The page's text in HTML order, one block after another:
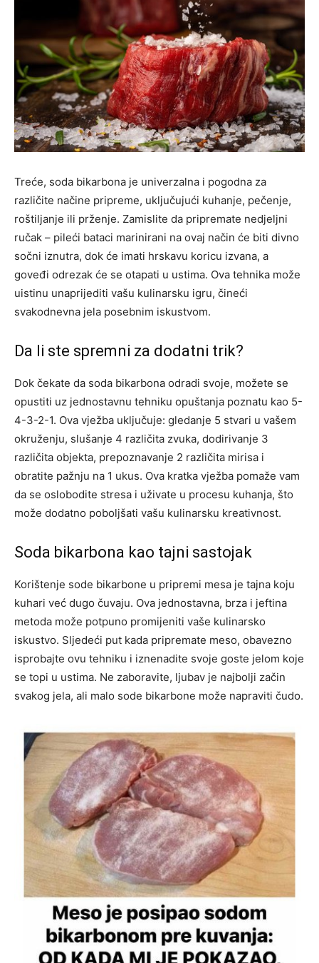
Treće, soda bikarbona je univerzalna i pogodna za
različite načine pripreme, uključujući kuhanje, pečenje,
roštiljanje ili prženje. Zamislite da pripremate nedjeljni
ručak – pileći bataci marinirani na ovaj način će biti divno
sočni iznutra, dok će imati hrskavu koricu izvana, a
goveđi odrezak će se otapati u ustima. Ova tehnika može
uistinu unaprijediti vašu kulinarsku igru, čineći
svakodnevna jela posebnim iskustvom.
Da li ste spremni za dodatni trik?
Dok čekate da soda bikarbona odradi svoje, možete se
opustiti uz jednostavnu tehniku opuštanja poznatu kao 5-
4-3-2-1. Ova vježba uključuje: gledanje 5 stvari u vašem
okruženju, slušanje 4 različita zvuka, dodirivanje 3
različita objekta, prepoznavanje 2 različita mirisa i
obratite pažnju na 1 ukus. Ova kratka vježba pomaže vam
da se oslobodite stresa i uživate u procesu kuhanja, što
može dodatno poboljšati vašu kulinarsku kreativnost.
Soda bikarbona kao tajni sastojak
Korištenje sode bikarbone u pripremi mesa je tajna koju
kuhari već dugo čuvaju. Ova jednostavna, brza i jeftina
metoda može potpuno promijeniti vaše kulinarsko
iskustvo. Sljedeći put kada pripremate meso, obavezno
isprobajte ovu tehniku i iznenadite svoje goste jelom koje
se topi u ustima. Ne zaboravite, ljubav je najbolji začin
svakog jela, ali malo sode bikarbone može napraviti čudo.